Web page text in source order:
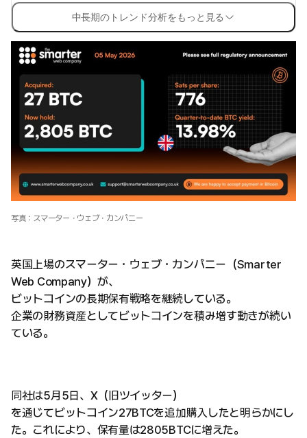
中長期のトレンド分析をもっと見る
写真：スマーター・ウェブ・カンパニー
英国上場のスマーター・ウェブ・カンパニー（Smarter
Web Company）が、
ビットコインの長期保有戦略を継続している。
企業の財務資産としてビットコインを積み増す動きが続い
ている。
同社は5月5日、X（旧ツイッター）
を通じてビットコイン27BTCを追加購入したと明らかにし
た。これにより、保有量は2805BTCに増えた。